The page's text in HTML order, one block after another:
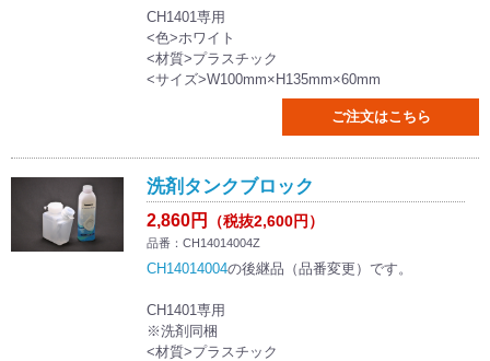
CH1401専用
<色>ホワイト
<材質>プラスチック
<サイズ>W100mm×H135mm×60mm
ご注文はこちら
洗剤タンクブロック
2,860円 （税抜2,600円）
品番：CH14014004Z
CH14014004の後継品（品番変更）です。
CH1401専用
※洗剤同梱
<材質>プラスチック